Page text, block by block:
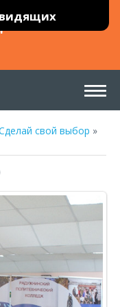
свой выбор »